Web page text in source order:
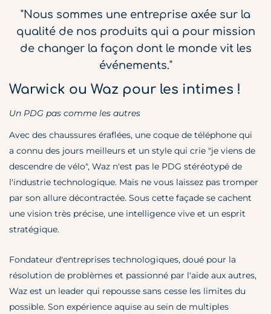
Warwick ou Waz pour les intimes !
Un PDG pas comme les autres
Avec des chaussures éraflées, une coque de téléphone qui
a connu des jours meilleurs et un style qui crie "je viens de
descendre de vélo", Waz n'est pas le PDG stéréotypé de
l'industrie technologique. Mais ne vous laissez pas tromper
par son allure décontractée. Sous cette façade se cachent
une vision très précise, une intelligence vive et un esprit
stratégique.
Fondateur d'entreprises technologiques, doué pour la
résolution de problèmes et passionné par l'aide aux autres,
Waz est un leader qui repousse sans cesse les limites du
possible. Son expérience aquise au sein de multiples
"Nous sommes une entreprise axée sur la
qualité de nos produits qui a pour mission
de changer la façon dont le monde vit les
événements."